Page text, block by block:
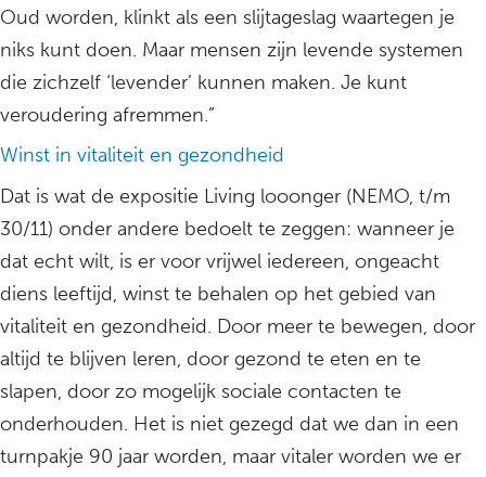
Oud worden, klinkt als een slijtageslag waartegen je
niks kunt doen. Maar mensen zijn levende systemen
die zichzelf ‘levender’ kunnen maken. Je kunt
veroudering afremmen.”
Winst in vitaliteit en gezondheid
Dat is wat de expositie Living looonger (NEMO, t/m
30/11) onder andere bedoelt te zeggen: wanneer je
dat echt wilt, is er voor vrijwel iedereen, ongeacht
diens leeftijd, winst te behalen op het gebied van
vitaliteit en gezondheid. Door meer te bewegen, door
altijd te blijven leren, door gezond te eten en te
slapen, door zo mogelijk sociale contacten te
onderhouden. Het is niet gezegd dat we dan in een
turnpakje 90 jaar worden, maar vitaler worden we er